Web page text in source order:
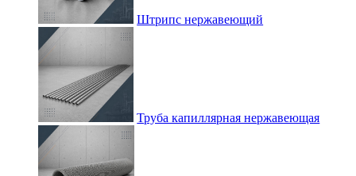
Штрипс нержавеющий
Труба капиллярная нержавеющая